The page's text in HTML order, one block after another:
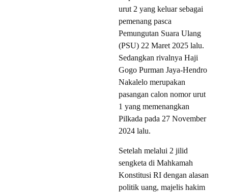
urut 2 yang keluar sebagai
pemenang pasca
Pemungutan Suara Ulang
(PSU) 22 Maret 2025 lalu.
Sedangkan rivalnya Haji
Gogo Purman Jaya-Hendro
Nakalelo merupakan
pasangan calon nomor urut
1 yang memenangkan
Pilkada pada 27 November
2024 lalu.
Setelah melalui 2 jilid
sengketa di Mahkamah
Konstitusi RI dengan alasan
politik uang, majelis hakim